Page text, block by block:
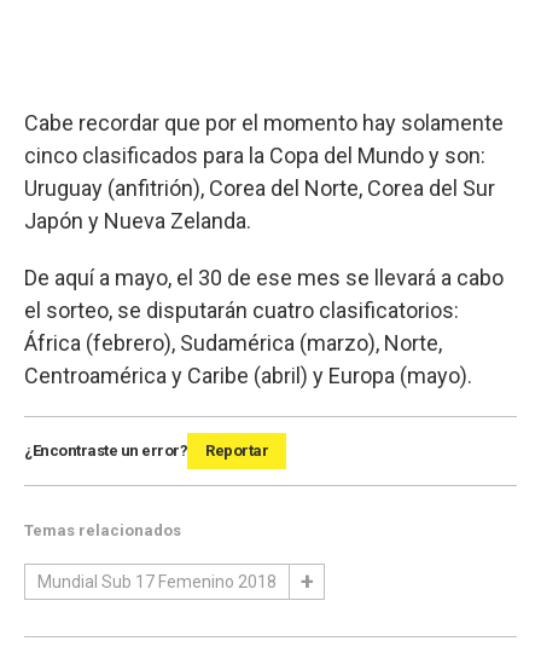
Cabe recordar que por el momento hay solamente
cinco clasificados para la Copa del Mundo y son:
Uruguay (anfitrión), Corea del Norte, Corea del Sur
Japón y Nueva Zelanda.
De aquí a mayo, el 30 de ese mes se llevará a cabo
el sorteo, se disputarán cuatro clasificatorios:
África (febrero), Sudamérica (marzo), Norte,
Centroamérica y Caribe (abril) y Europa (mayo).
¿Encontraste un error? Reportar
Temas relacionados
Mundial Sub 17 Femenino 2018